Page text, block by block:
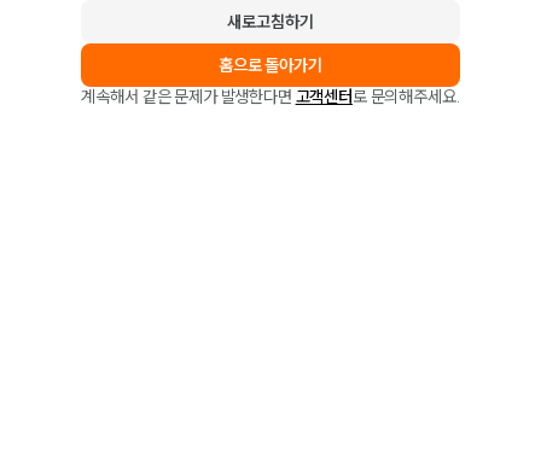
새로고침하기
홈으로 돌아가기
계속해서 같은 문제가 발생한다면 고객센터로 문의해주세요.